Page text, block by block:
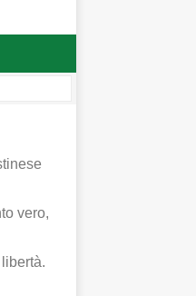
vero,